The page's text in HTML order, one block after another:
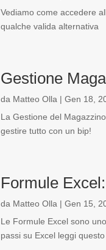
Vediamo come accedere
qualche valida alternativa
Gestione
da Matteo Olla | Gen 18,
La Gestione del
gestire tutto con un bip!
Formule
da Matteo Olla | Gen 15,
Le Formule Excel sono
passi su Excel leggi